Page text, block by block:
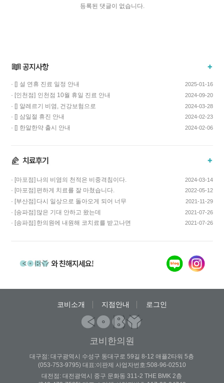
등록된 댓글이 없습니다.
· [] 설 연휴 진료 일정 안내 2025-01-16
· [인천점] 인천점 10월 휴일 진료 안내 2024-09-20
· [] 알레르기 비염, 건강보험으로
치료하고 비용…
2024-03-28
· [] 삼일절 휴진 안내 2024-02-23
· [] 한알한약 출시 안내 2024-02-06
· [마포점] 나의 비염의 천적은 비중격침이다. 2024-03-14
· [마포점] 편하게 치료를 잘 마쳤습니다. 2022-05-12
· [부산점] 다시 일상으로 돌아오게 되어 너무
기쁩니다…
2021-11-29
· [송파점] 많은 기대 안하고 왔는데
코스요리처럼 이어…
2021-07-26
· [송파점] 한의원에 내원해 코치료를 받고나면
2021-07-26
코비소개 지점안내 로그인
코비한의원
대구점: 대구광역시 수성구 동대구로 59길 8-12 애플2타워 5층
(053-753-9795) 대표:이판제 사업자번호:508-96-02510
대전점: 대전광역시 중구 문화동 311-2 THE BMK 2층